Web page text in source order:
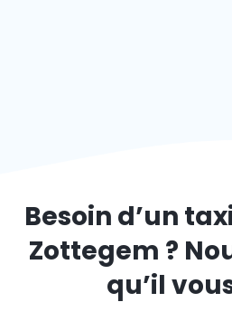
Besoin d’un
Zottegem ?
qu’il